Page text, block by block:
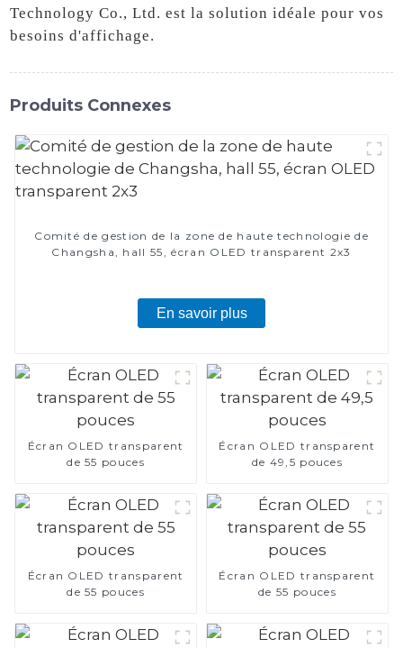
Technology Co., Ltd. est la solution idéale pour vos
besoins d'affichage.
Produits Connexes
Comité de gestion de la zone de haute technologie de
Changsha, hall 55, écran OLED transparent 2x3
En savoir plus
Écran OLED transparent
de 55 pouces
Écran OLED transparent
de 49,5 pouces
Écran OLED transparent
de 55 pouces
Écran OLED transparent
de 55 pouces